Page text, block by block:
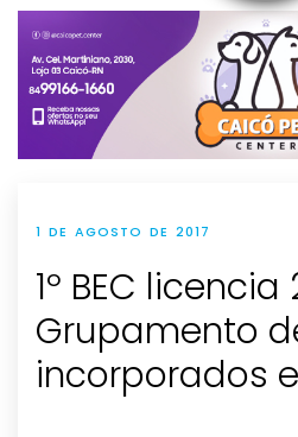
1 DE AGOSTO DE 2017
1º BEC licencia
Grupamento
incorporados